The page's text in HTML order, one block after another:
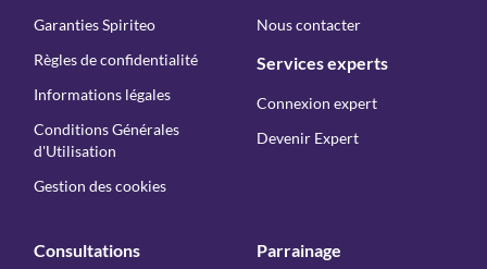
Garanties Spiriteo
Règles de confidentialité
Informations légales
Conditions Générales
d'Utilisation
Gestion des cookies
Nous contacter
Services experts
Connexion expert
Devenir Expert
Consultations Parrainage